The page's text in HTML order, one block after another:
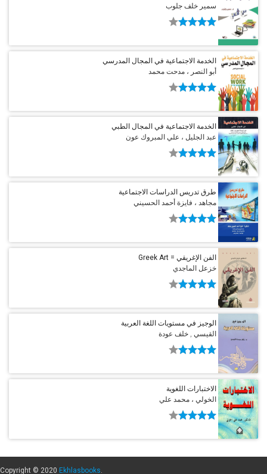
سمير خلف جلوب
الخدمة الاجتماعية في المجال المدرسي
أبو النصر ، مدحت محمد
الخدمة الاجتماعية في المجال الطبي
عبد الجليل ، علي المبروك عون
طرق تدريس الدراسات الاجتماعية
مجاهد ، فايزة أحمد الحسيني
الفن الإغريقي = Greek Art
خزعل الماجدي
الوجيز في مستويات اللغة العربية
القيسي , خلف عودة
الاختبارات اللغوية
الخولي ، محمد علي
Copyright © 2020 Ekhlasbooks.